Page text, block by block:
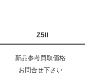
Z5II
新品参考買取価格
お問合せ下さい